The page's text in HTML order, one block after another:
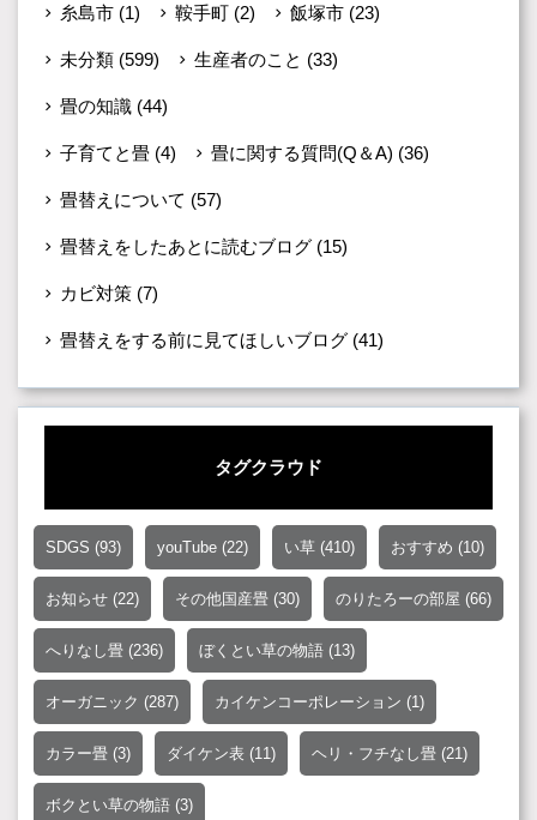
糸島市 (1) 鞍手町 (2) 飯塚市 (23)
未分類 (599) 生産者のこと (33)
畳の知識 (44)
子育てと畳 (4) 畳に関する質問(Q＆A) (36)
畳替えについて (57)
畳替えをしたあとに読むブログ (15)
カビ対策 (7)
畳替えをする前に見てほしいブログ (41)
タグクラウド
SDGS (93) youTube (22) い草 (410) おすすめ (10)
お知らせ (22) その他国産畳 (30) のりたろーの部屋 (66)
へりなし畳 (236) ぼくとい草の物語 (13)
オーガニック (287) カイケンコーポレーション (1)
カラー畳 (3) ダイケン表 (11) ヘリ・フチなし畳 (21)
ボクとい草の物語 (3)